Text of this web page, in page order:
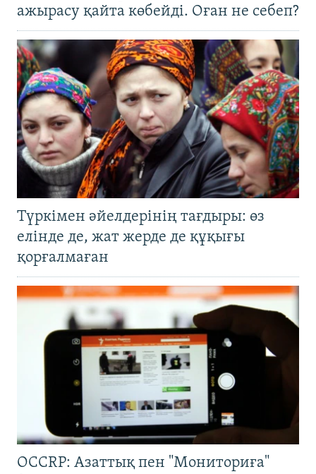
ажырасу қайта көбейді. Оған не себеп?
Түркімен әйелдерінің тағдыры: өз
елінде де, жат жерде де құқығы
қорғалмаған
OCCRP: Азаттық пен "Мониториға"